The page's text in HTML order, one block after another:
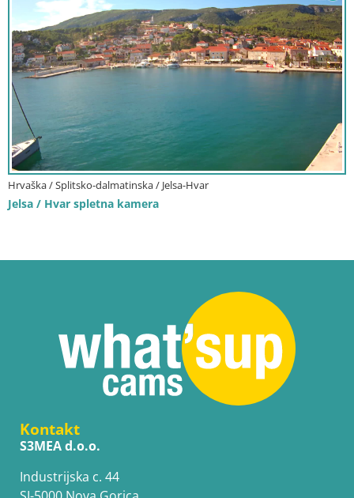
Hrvaška / Splitsko-dalmatinska / Jelsa-Hvar
Jelsa / Hvar spletna kamera
Kontakt
S3MEA d.o.o.
Industrijska c. 44